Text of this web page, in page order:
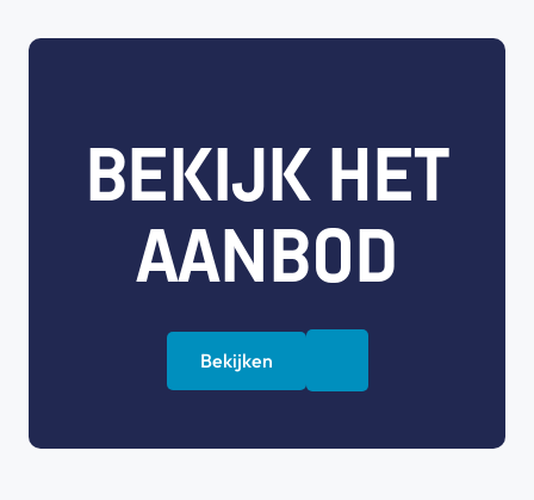
BEKIJK HET
AANBOD
Bekijken